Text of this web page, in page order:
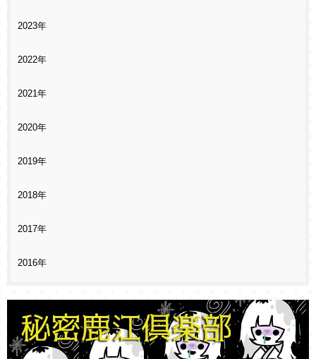
2023年
2022年
2021年
2020年
2019年
2018年
2017年
2016年